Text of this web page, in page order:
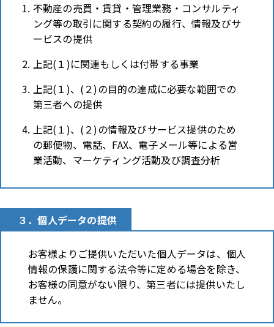
不動産の売買・賃貸・管理業務・コンサルティ
ング等の取引に関する契約の履行、情報及びサ
ービスの提供
上記(１)に関連もしくは付帯する事業
上記(１)、(２)の目的の達成に必要な範囲での
第三者への提供
上記(１)、(２)の情報及びサービス提供のため
の郵便物、電話、FAX、電子メール等による営
業活動、マーケティング活動及び調査分析
３．個人データの提供
お客様よりご提供いただいた個人データは、個人
情報の保護に関する法令等に定める場合を除き、
お客様の同意がない限り、第三者には提供いたし
ません。